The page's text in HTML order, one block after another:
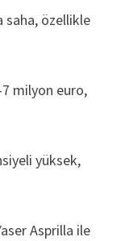
saha, özellikle
7 milyon euro,
yüksek,
Asprilla ile